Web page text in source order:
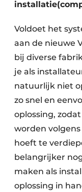
Voldoet het
aan de nieuwe
bij diverse
je als
natuurlijk niet
zo snel en
oplossing,
worden
hoeft te
belangrijker
maken als
oplossing in